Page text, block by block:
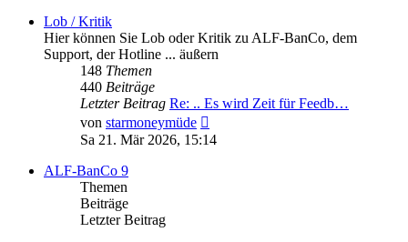
Lob / Kritik
Hier können Sie Lob oder Kritik zu ALF-BanCo, dem
Support, der Hotline ... äußern
148 Themen
440 Beiträge
Letzter Beitrag Re: .. Es wird Zeit für Feedb…
von starmoneymüde
Beitrag
Sa 21. Mär 2026, 15:14
ALF-BanCo 9
Themen
Beiträge
Letzter Beitrag